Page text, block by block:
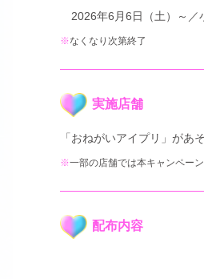
2026年6月6日（土）～／
なくなり次第終了
実施店舗
「おねがいアイプリ」があ
一部の店舗では本キャンペー
配布内容